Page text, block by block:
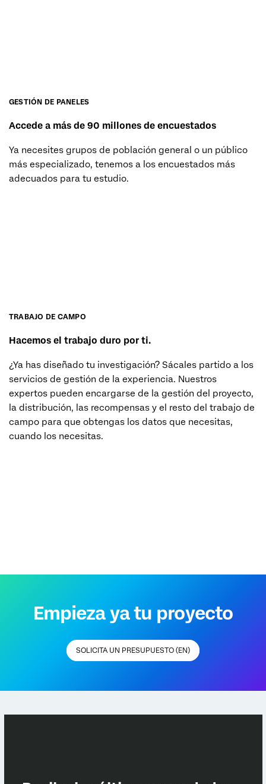
GESTIÓN DE PANELES
Accede a más de 90 millones de encuestados
Ya necesites grupos de población general o un público
más especializado, tenemos a los encuestados más
adecuados para tu estudio.
TRABAJO DE CAMPO
Hacemos el trabajo duro por ti.
¿Ya has diseñado tu investigación? Sácales partido a los
servicios de gestión de la experiencia. Nuestros
expertos pueden encargarse de la gestión del proyecto,
la distribución, las recompensas y el resto del trabajo de
campo para que obtengas los datos que necesitas,
cuando los necesitas.
Empieza ya tu proyecto
SOLICITA UN PRESUPUESTO (EN)